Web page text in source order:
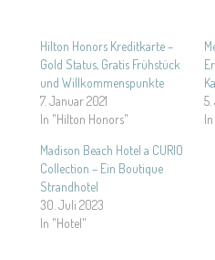
Hilton Honors Kreditkarte –
Gold Status, Gratis Frühstück
und Willkommenspunkte
7. Januar 2021
In "Hilton Honors"
5.
Madison Beach Hotel a CURIO
Collection – Ein Boutique
Strandhotel
30. Juli 2023
In "Hotel"